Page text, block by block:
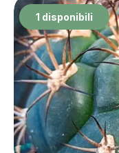
1 disponibili